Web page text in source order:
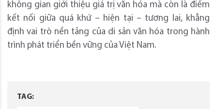
không gian giới thiệu giá trị văn hóa mà còn là điểm
kết nối giữa quá khứ – hiện tại – tương lai, khẳng
định vai trò nền tảng của di sản văn hóa trong hành
trình phát triển bền vững của Việt Nam.
TAG: